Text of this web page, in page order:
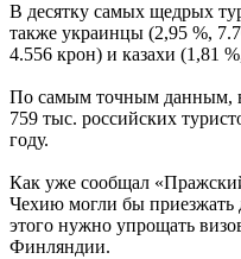
В десятку самых щедрых
также украинцы (2,95 %,
4.556 крон) и казахи (1,81
По самым точным данным,
759 тыс. российских
году.
Как уже сообщал
Чехию могли бы приезжать
этого нужно упрощать
Финляндии.